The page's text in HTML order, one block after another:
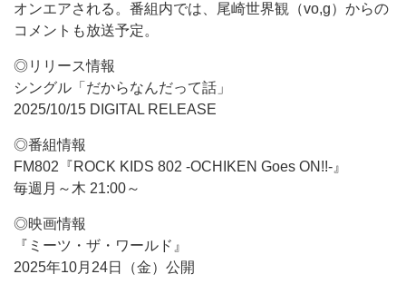
オンエアされる。番組内では、尾崎世界観（vo,g）からの
コメントも放送予定。
◎リリース情報
シングル「だからなんだって話」
2025/10/15 DIGITAL RELEASE
◎番組情報
FM802『ROCK KIDS 802 -OCHIKEN Goes ON!!-』
毎週月～木 21:00～
◎映画情報
『ミーツ・ザ・ワールド』
2025年10月24日（金）公開